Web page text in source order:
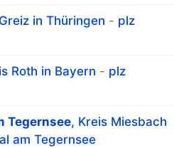
in Thüringen - plz
Roth in Bayern - plz
Tegernsee, Kreis Miesbach
am Tegernsee